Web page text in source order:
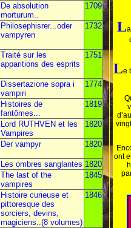
De absolution
morturum..
1709
Philosephisrer...oder
vampyren
1732
Traité sur les
apparitions des esprits
1751
Dissertazione sopra i
vampiri
1774
Histoires de
fantômes...
1819
Lord RUTHVEN et les
Vampires
1820
Der vampyr 1820
Les ombres sanglantes 1820
The last of the
vampires
1845
Histoire curieuse et
pittoresque des
sorciers, devins,
magiciens..(8 volumes)
1846
L
Le
ont